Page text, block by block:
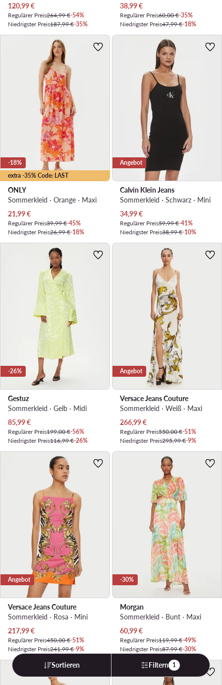
Aktueller Preis
120,99€
Regulärer Preis264,99 €-54%
Niedrigster Preis187,99 €-35%
Aktueller Preis
38,99€
Regulärer Preis60,00 €-35%
Niedrigster Preis47,99 €-18%
extra -35% Code: LAST
-18%
ONLY
Sommerkleid · Orange · Maxi
Aktueller Preis
21,99€
Regulärer Preis39,99 €-45%
Niedrigster Preis26,99 €-18%
Angebot
Calvin Klein Jeans
Sommerkleid · Schwarz · Mini
Aktueller Preis
34,99€
Regulärer Preis59,99 €-41%
Niedrigster Preis38,99 €-10%
-26%
Gestuz
Sommerkleid · Gelb · Midi
Aktueller Preis
85,99€
Regulärer Preis199,00 €-56%
Niedrigster Preis116,99 €-26%
Angebot
Versace Jeans Couture
Sommerkleid · Weiß · Maxi
Aktueller Preis
266,99€
Regulärer Preis550,00 €-51%
Niedrigster Preis295,99 €-9%
Angebot
Versace Jeans Couture
Sommerkleid · Rosa · Mini
Aktueller Preis
217,99€
Regulärer Preis450,00 €-51%
Niedrigster Preis241,99 €-9%
-30%
Morgan
Sommerkleid · Bunt · Maxi
Aktueller Preis
60,99€
Regulärer Preis119,99 €-49%
Niedrigster Preis87,99 €-30%
Sortieren Filtern 1